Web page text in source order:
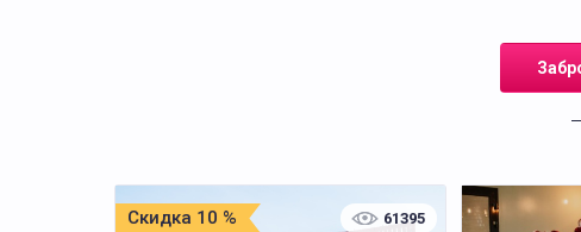
Благовещенский собор — домовая церковь
Скидка 10 % 61395